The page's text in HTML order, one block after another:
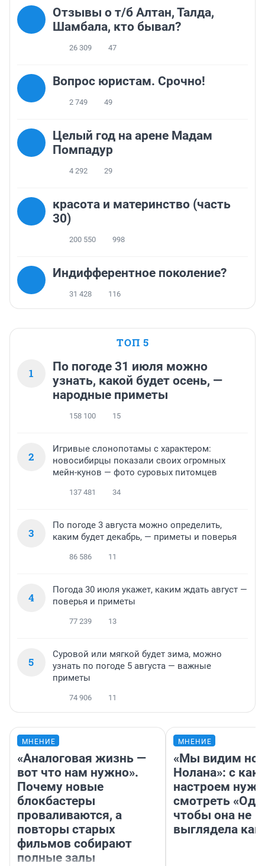
Отзывы о т/б Алтан, Талда,
Шамбала, кто бывал?
26 309 47
Вопрос юристам. Срочно!
2 749 49
Целый год на арене Мадам
Помпадур
4 292 29
красота и материнство (часть
30)
200 550 998
Индифферентное поколение?
31 428 116
ТОП 5
1
По погоде 31 июля можно
узнать, какой будет осень, —
народные приметы
158 100 15
2
Игривые слонопотамы с характером:
новосибирцы показали своих огромных
мейн-кунов — фото суровых питомцев
137 481 34
3
По погоде 3 августа можно определить,
каким будет декабрь, — приметы и поверья
86 586 11
4
Погода 30 июля укажет, каким ждать август —
поверья и приметы
77 239 13
5
Суровой или мягкой будет зима, можно
узнать по погоде 5 августа — важные
приметы
74 906 11
МНЕНИЕ
«Аналоговая жизнь —
вот что нам нужно».
Почему новые
блокбастеры
проваливаются, а
повторы старых
фильмов собирают
полные залы
МНЕНИЕ
«Мы видим
Нолана»: с
настроем
смотреть
чтобы она не
выглядела как